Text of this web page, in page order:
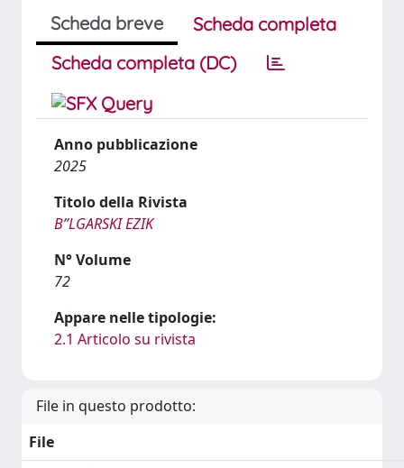
Scheda breve
Scheda completa
Scheda completa (DC)
Anno pubblicazione
2025
Titolo della Rivista
BʺLGARSKI EZIK
N° Volume
72
Appare nelle tipologie:
2.1 Articolo su rivista
File in questo prodotto:
File